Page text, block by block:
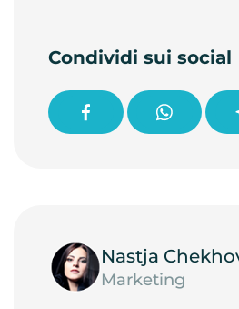
Condividi sui social
Nastja
Marketing